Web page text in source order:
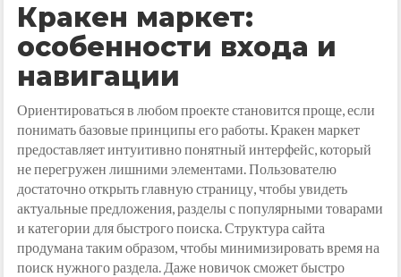
Кракен маркет:
особенности входа и
навигации
Ориентироваться в любом проекте становится проще, если
понимать базовые принципы его работы. Кракен маркет
предоставляет интуитивно понятный интерфейс, который
не перегружен лишними элементами. Пользователю
достаточно открыть главную страницу, чтобы увидеть
актуальные предложения, разделы с популярными товарами
и категории для быстрого поиска. Структура сайта
продумана таким образом, чтобы минимизировать время на
поиск нужного раздела. Даже новичок сможет быстро